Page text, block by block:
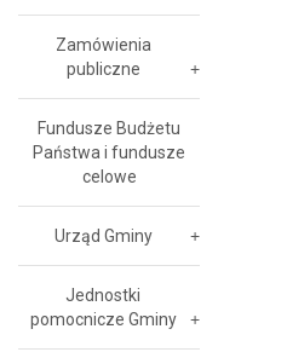
Zamówienia
publiczne
Fundusze Budżetu
Państwa i fundusze
celowe
Urząd Gminy
Jednostki
pomocnicze Gminy